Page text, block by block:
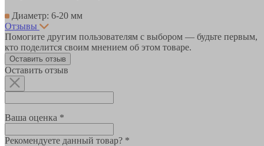
Диаметр: 6-20 мм
Отзывы
Помогите другим пользователям с выбором — будьте первым,
кто поделится своим мнением об этом товаре.
Оставить отзыв
Оставить отзыв
Ваша оценка *
Рекомендуете данный товар? *